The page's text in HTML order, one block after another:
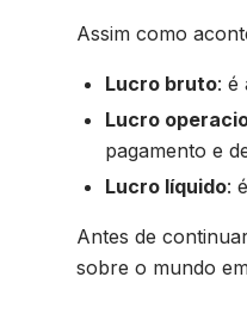
Assim como
Lucro bruto: é
Lucro
pagamento e
Lucro líquido:
Antes de
sobre o mundo